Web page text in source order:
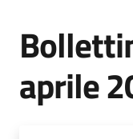
Difesa
sostenibile
aprile